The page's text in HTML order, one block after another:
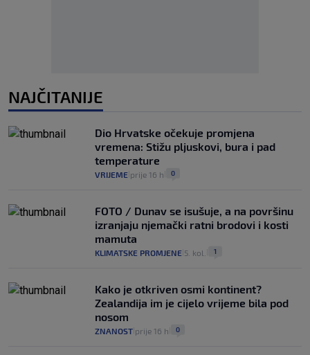
NAJČITANIJE
Dio Hrvatske očekuje promjena
vremena: Stižu pljuskovi, bura i pad
temperature
VRIJEME prije 16 h 0
FOTO / Dunav se isušuje, a na površinu
izranjaju njemački ratni brodovi i kosti
mamuta
KLIMATSKE PROMJENE 5. kol. 1
Kako je otkriven osmi kontinent?
Zealandija im je cijelo vrijeme bila pod
nosom
ZNANOST prije 16 h 0